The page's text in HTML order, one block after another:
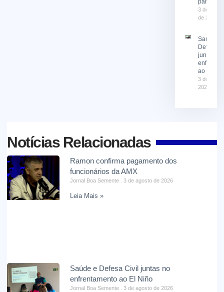
3 de
de 2026
Saúde e
Defesa
juntas no
ao El
3 de
2026
Notícias Relacionadas
Ramon confirma pagamento dos
funcionários da AMX
Jornal Boa Semente 3 de agosto de 2026
Leia Mais »
Saúde e Defesa Civil juntas no
enfrentamento ao El Niño
Jornal Boa Semente 3 de agosto de 2026